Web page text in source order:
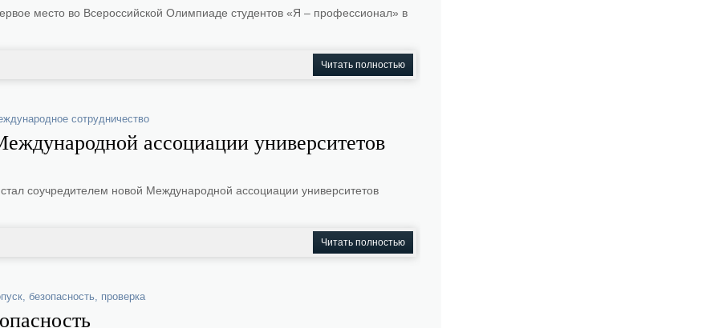
место во Всероссийской Олимпиаде студентов «Я – профессионал» в
Читать полностью
сотрудничество
ассоциации университетов
соучредителем новой Международной ассоциации университетов
Читать полностью
, безопасность, проверка